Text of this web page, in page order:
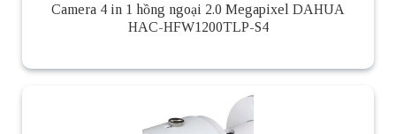
Camera 4 in 1 hồng ngoại 2.0 Megapixel DAHUA
HAC-HFW1200TLP-S4